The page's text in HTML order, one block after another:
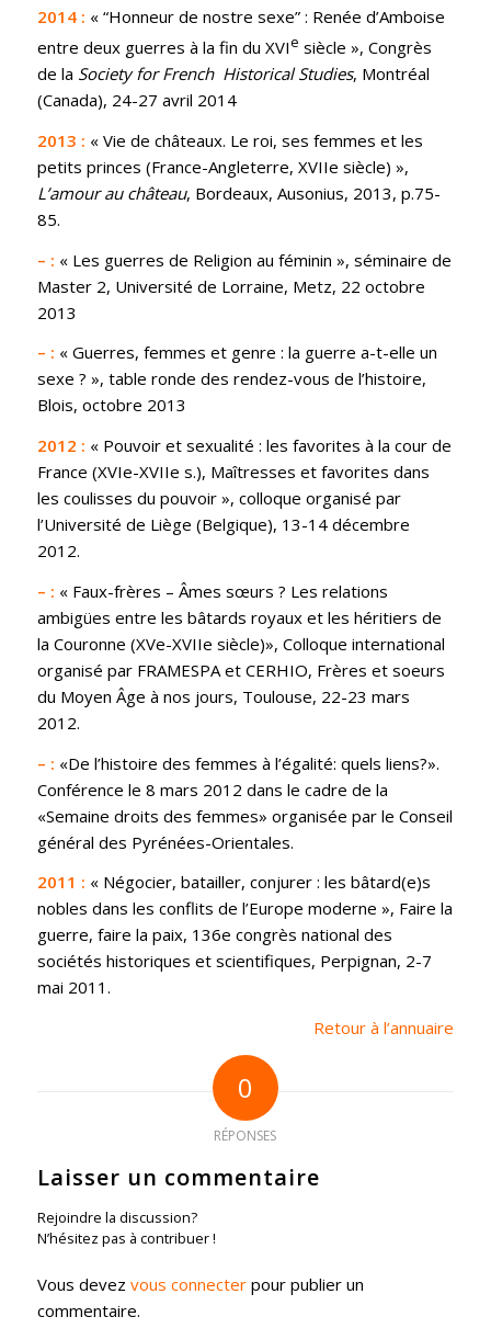
2014 : « “Honneur de nostre sexe” : Renée d’Amboise
entre deux guerres à la fin du XVIe siècle », Congrès
de la Society for French Historical Studies, Montréal
(Canada), 24-27 avril 2014
2013 : « Vie de châteaux. Le roi, ses femmes et les
petits princes (France-Angleterre, XVIIe siècle) »,
L’amour au château, Bordeaux, Ausonius, 2013, p.75-
85.
– : « Les guerres de Religion au féminin », séminaire de
Master 2, Université de Lorraine, Metz, 22 octobre
2013
– : « Guerres, femmes et genre : la guerre a-t-elle un
sexe ? », table ronde des rendez-vous de l’histoire,
Blois, octobre 2013
2012 : « Pouvoir et sexualité : les favorites à la cour de
France (XVIe-XVIIe s.), Maîtresses et favorites dans
les coulisses du pouvoir », colloque organisé par
l’Université de Liège (Belgique), 13-14 décembre
2012.
– : « Faux-frères – Âmes sœurs ? Les relations
ambigües entre les bâtards royaux et les héritiers de
la Couronne (XVe-XVIIe siècle)», Colloque international
organisé par FRAMESPA et CERHIO, Frères et soeurs
du Moyen Âge à nos jours, Toulouse, 22-23 mars
2012.
– : «De l’histoire des femmes à l’égalité: quels liens?».
Conférence le 8 mars 2012 dans le cadre de la
«Semaine droits des femmes» organisée par le Conseil
général des Pyrénées-Orientales.
2011 : « Négocier, batailler, conjurer : les bâtard(e)s
nobles dans les conflits de l’Europe moderne », Faire la
guerre, faire la paix, 136e congrès national des
sociétés historiques et scientifiques, Perpignan, 2-7
mai 2011.
Retour à l’annuaire
0
RÉPONSES
Laisser un commentaire
Rejoindre la discussion?
N’hésitez pas à contribuer !
Vous devez vous connecterpour publier un
commentaire.